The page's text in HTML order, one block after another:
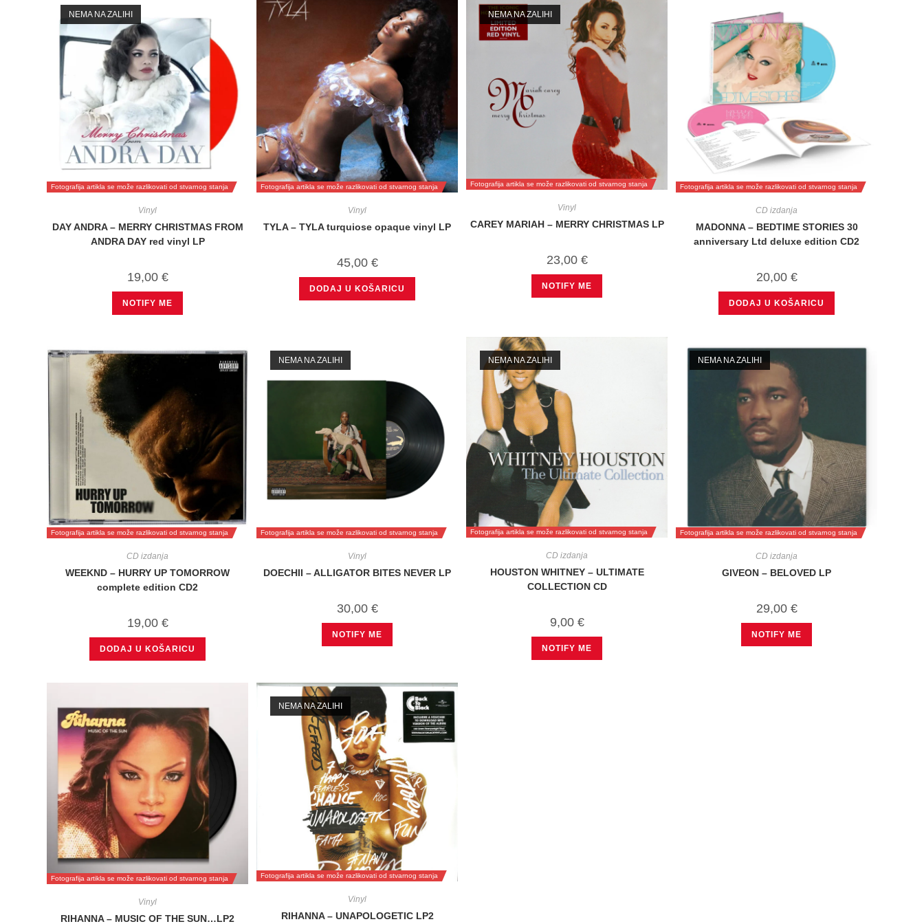
Fotografija artikla se može razlikovati od stvarnog stanja
NEMA NA ZALIHI
Vinyl
DAY ANDRA – MERRY CHRISTMAS FROM
ANDRA DAY red vinyl LP
19,00 €
NOTIFY ME
Fotografija artikla se može razlikovati od stvarnog stanja
Vinyl
TYLA – TYLA turquiose opaque vinyl LP
45,00 €
DODAJ U KOŠARICU
Fotografija artikla se može razlikovati od stvarnog stanja
NEMA NA ZALIHI
Vinyl
CAREY MARIAH – MERRY CHRISTMAS LP
23,00 €
NOTIFY ME
Fotografija artikla se može razlikovati od stvarnog stanja
CD izdanja
MADONNA – BEDTIME STORIES 30
anniversary Ltd deluxe edition CD2
20,00 €
DODAJ U KOŠARICU
Fotografija artikla se može razlikovati od stvarnog stanja
CD izdanja
WEEKND – HURRY UP TOMORROW
complete edition CD2
19,00 €
DODAJ U KOŠARICU
Fotografija artikla se može razlikovati od stvarnog stanja
NEMA NA ZALIHI
Vinyl
DOECHII – ALLIGATOR BITES NEVER LP
30,00 €
NOTIFY ME
Fotografija artikla se može razlikovati od stvarnog stanja
NEMA NA ZALIHI
CD izdanja
HOUSTON WHITNEY – ULTIMATE
COLLECTION CD
9,00 €
NOTIFY ME
Fotografija artikla se može razlikovati od stvarnog stanja
NEMA NA ZALIHI
CD izdanja
GIVEON – BELOVED LP
29,00 €
NOTIFY ME
Fotografija artikla se može razlikovati od stvarnog stanja
Vinyl
RIHANNA – MUSIC OF THE SUN…LP2
Fotografija artikla se može razlikovati od stvarnog stanja
NEMA NA ZALIHI
Vinyl
RIHANNA – UNAPOLOGETIC LP2